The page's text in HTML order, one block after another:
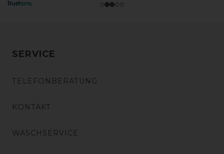
SERVICE
TELEFONBERATUNG
KONTAKT
WASCHSERVICE